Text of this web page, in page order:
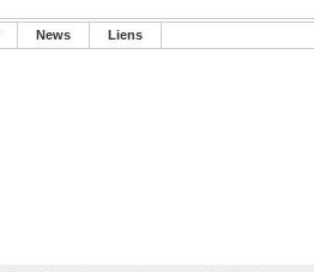
News Liens